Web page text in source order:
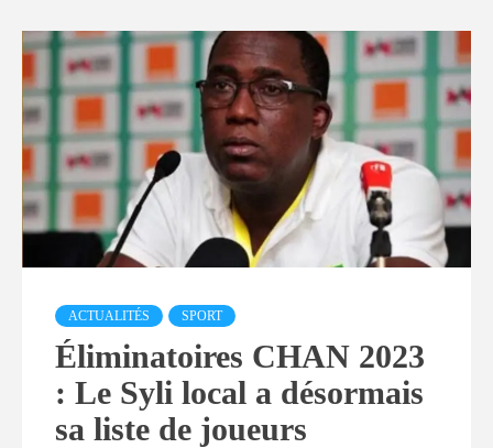
Actualités
ACTUALITÉS SPORT
Éliminatoires CHAN 2023
: Le Syli local a désormais
sa liste de joueurs